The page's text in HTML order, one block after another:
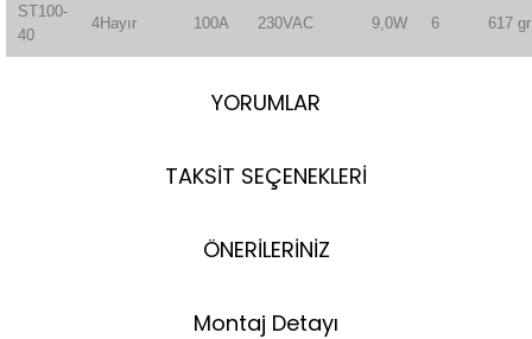
ST100-
40
4Hayır 100A 230VAC 9,0W 6 617 gr
YORUMLAR
TAKSİT SEÇENEKLERİ
ÖNERİLERİNİZ
Montaj Detayı